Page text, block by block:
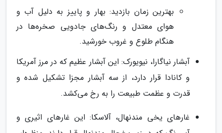
بهترین زمان بازدید: بهار و پاییز به دلیل آب و
هوای معتدل و رنگ‌های جادویی صخره‌ها در
هنگام طلوع و غروب خورشید.
آبشار نیاگارا، نیویورک: این آبشار عظیم که در مرز آمریکا
و کانادا قرار دارد، از سه آبشار مجزا تشکیل شده و
قدرت و عظمت طبیعت را به رخ می‌کشد.
غارهای یخی مندنهال، آلاسکا: این غارهای اثیری و